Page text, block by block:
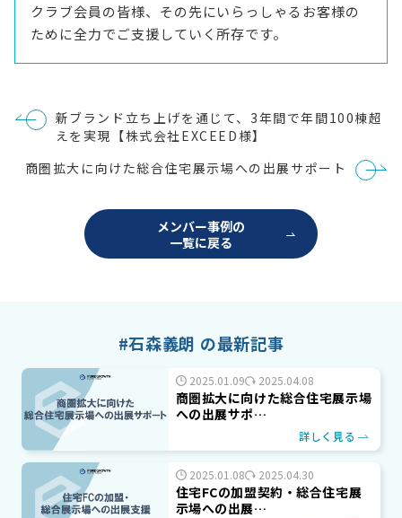
クラブ会員の皆様、その先にいらっしゃるお客様の
ために全力でご支援していく所存です。
投
稿
ビ
ゲ
新ブランド立ち上げを通じて、3年間で年間100棟超
えを実現【株式会社EXCEED様】
商圏拡大に向けた総合住宅展示場への出展サポート
メンバー事例の
一覧に戻る
#石森義朗 の最新記事
2025.01.09 2025.04.08
商圏拡大に向けた総合住宅展示場
への出展サポ…
詳しく見る
2025.01.08 2025.04.30
住宅FCの加盟契約・総合住宅展
示場への出展…